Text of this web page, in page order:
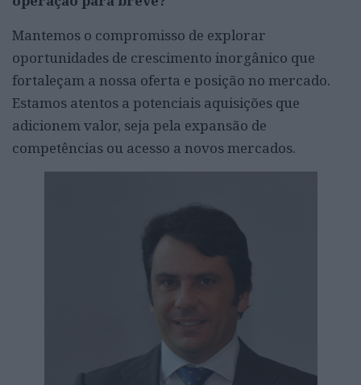
Mantemos o compromisso de explorar
oportunidades de crescimento inorgânico que
fortaleçam a nossa oferta e posição no mercado.
Estamos atentos a potenciais aquisições que
adicionem valor, seja pela expansão de
competências ou acesso a novos mercados.